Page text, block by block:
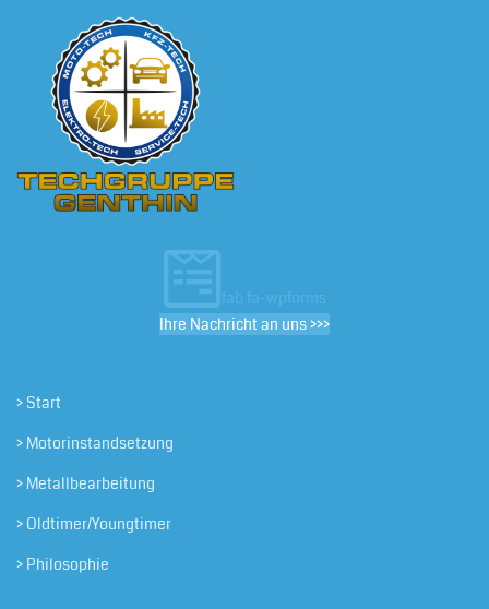
fab fa-wpforms
Ihre Nachricht an uns >>>
> Start
> Motorinstandsetzung
> Metallbearbeitung
> Oldtimer/Youngtimer
> Philosophie